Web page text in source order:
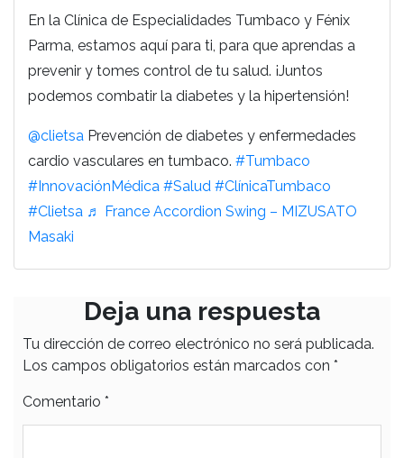
En la Clínica de Especialidades Tumbaco y Fénix
Parma, estamos aquí para ti, para que aprendas a
prevenir y tomes control de tu salud. ¡Juntos
podemos combatir la diabetes y la hipertensión!
@clietsa Prevención de diabetes y enfermedades
cardio vasculares en tumbaco. #Tumbaco
#InnovaciónMédica #Salud #ClínicaTumbaco
#Clietsa ♬ France Accordion Swing – MIZUSATO
Masaki
Deja una respuesta
Tu dirección de correo electrónico no será publicada.
Los campos obligatorios están marcados con *
Comentario *